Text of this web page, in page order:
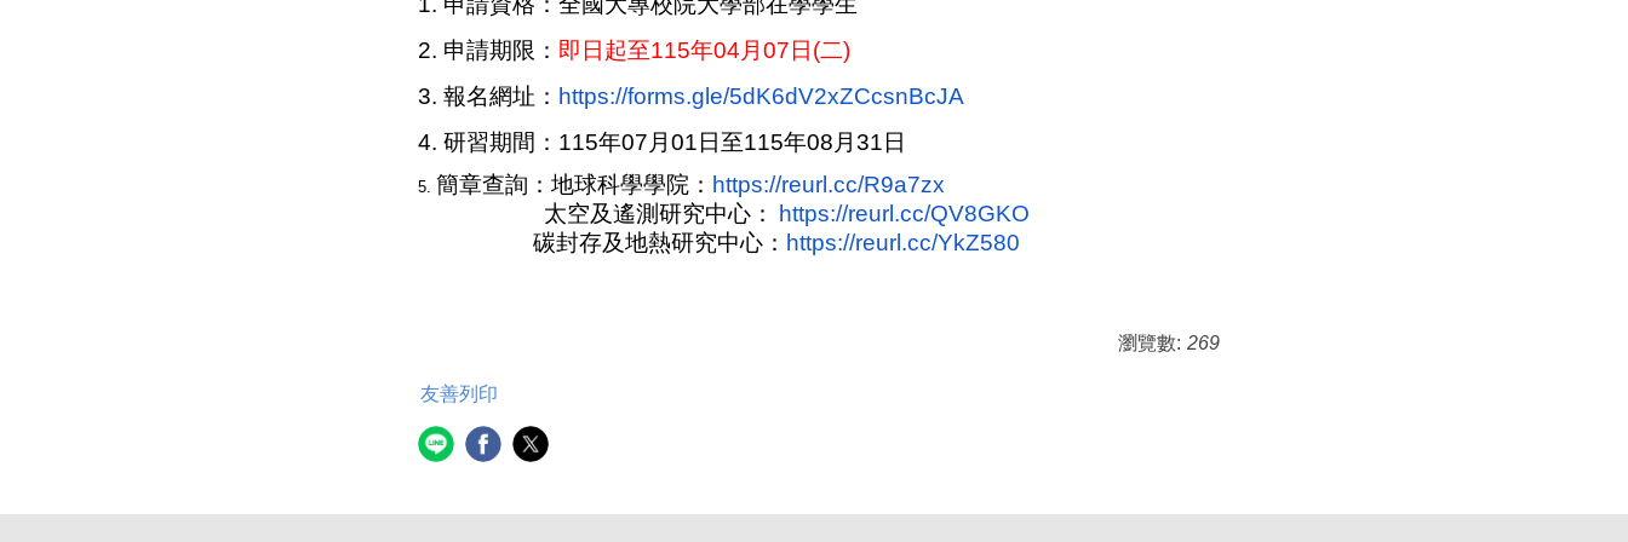
2. 申請期限： 即日起至115年04月07日(二)
3. 報名網址： https://forms.gle/5dK6dV2xZCcsnBcJA
4. 研習期間：115年07月01日至115年08月31日
5. 簡章查詢：地球科學學院： https://reurl.cc/R9a7zx
太空及遙測研究中心：
https://reurl.cc/QV8GKO
碳封存及地熱研究中心： https://reurl.cc/YkZ580
瀏覽數: 269
友善列印